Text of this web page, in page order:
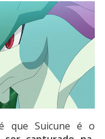
que Suicune é o